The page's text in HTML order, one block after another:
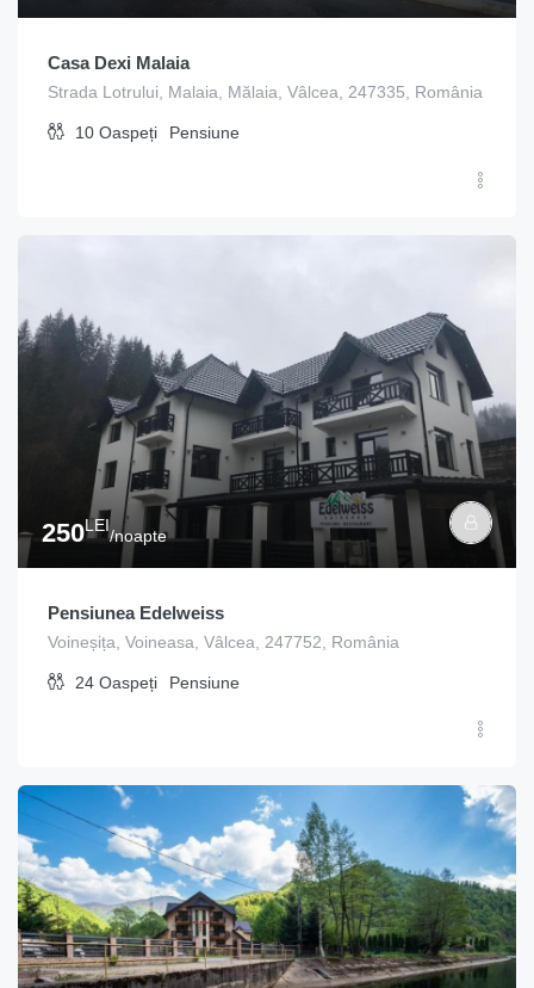
Casa Dexi Malaia
Strada Lotrului, Malaia, Mălaia, Vâlcea, 247335, România
10 Oaspeți Pensiune
250LEI
/noapte
Pensiunea Edelweiss
Voineșița, Voineasa, Vâlcea, 247752, România
24 Oaspeți Pensiune